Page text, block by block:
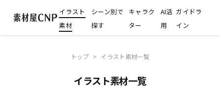
イラスト
素材
シーン別で
探す
キャラク
ター
AI活
用
ガイドラ
イン
トップ > イラスト素材一覧
イラスト素材一覧